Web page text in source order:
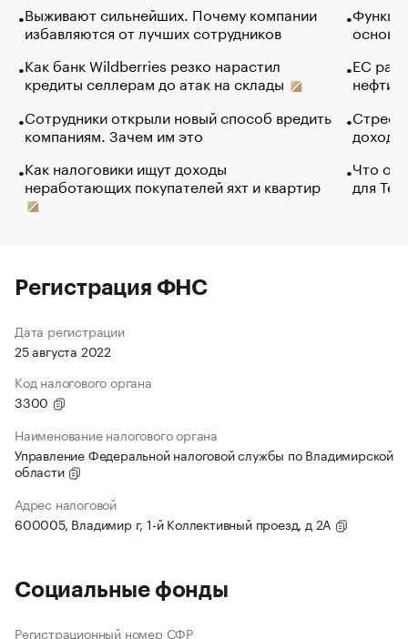
Выживают сильнейших. Почему компании
избавляются от лучших сотрудников
Как банк Wildberries резко нарастил
кредиты селлерам до атак на склады
Сотрудники открыли новый способ вредить
компаниям. Зачем им это
Как налоговики ищут доходы
неработающих покупателей яхт и квартир
основ
ЕС
нефти
Что
для
Регистрация ФНС
Дата регистрации
25 августа 2022
Код налогового органа
3300
Наименование налогового органа
Управление Федеральной налоговой службы по Владимирской
области
Адрес налоговой
600005, Владимир г, 1-й Коллективный проезд, д 2А
Социальные фонды
Регистрационный номер СФР